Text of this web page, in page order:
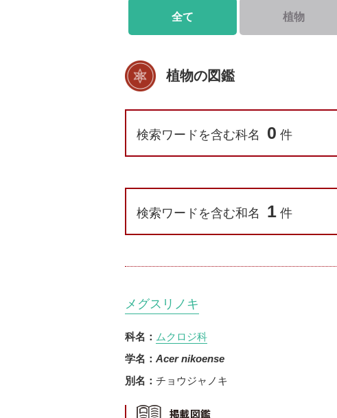
全て 植物
植物の図鑑
検索ワードを含む科名 0 件
検索ワードを含む和名 1件
メグスリノキ
科名： ムクロジ科
学名： Acer nikoense
別名： チョウジャノキ